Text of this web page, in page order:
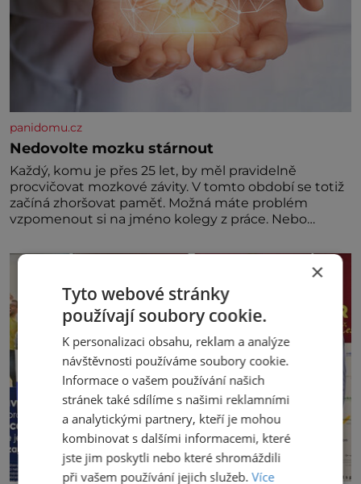
panidomu.cz
Nedovolte mozku stárnout
Každý, komu je přes 25 let, by měl pravidelně
procvičovat mozkové závity. V tomto období se totiž
začíná zhoršovat paměť. Možná máte problém
vzpomenout si na jméno kolegy z práce. Nebo
nedávno přečetli. Je to opravdu tak, s věkem jako
×
Tyto webové stránky
používají soubory cookie.
K personalizaci obsahu, reklam a analýze
návštěvnosti používáme soubory cookie.
Informace o vašem používání našich
stránek také sdílíme s našimi reklamními
a analytickými partnery, kteří je mohou
kombinovat s dalšími informacemi, které
jste jim poskytli nebo které shromáždili
při vašem používání jejich služeb.Více